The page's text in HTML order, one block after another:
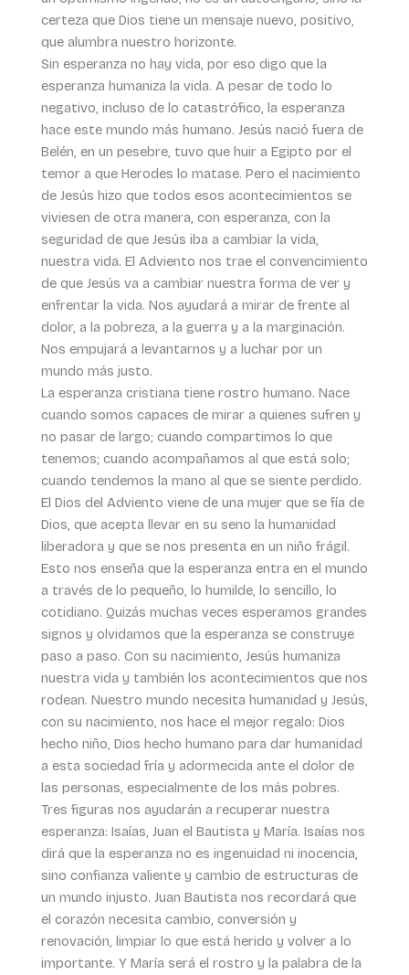
certeza que Dios tiene un mensaje nuevo, positivo,
que alumbra nuestro horizonte.
Sin esperanza no hay vida, por eso digo que la
esperanza humaniza la vida. A pesar de todo lo
negativo, incluso de lo catastrófico, la esperanza
hace este mundo más humano. Jesús nació fuera de
Belén, en un pesebre, tuvo que huir a Egipto por el
temor a que Herodes lo matase. Pero el nacimiento
de Jesús hizo que todos esos acontecimientos se
viviesen de otra manera, con esperanza, con la
seguridad de que Jesús iba a cambiar la vida,
nuestra vida. El Adviento nos trae el convencimiento
de que Jesús va a cambiar nuestra forma de ver y
enfrentar la vida. Nos ayudará a mirar de frente al
dolor, a la pobreza, a la guerra y a la marginación.
Nos empujará a levantarnos y a luchar por un
mundo más justo.
La esperanza cristiana tiene rostro humano. Nace
cuando somos capaces de mirar a quienes sufren y
no pasar de largo; cuando compartimos lo que
tenemos; cuando acompañamos al que está solo;
cuando tendemos la mano al que se siente perdido.
El Dios del Adviento viene de una mujer que se fía de
Dios, que acepta llevar en su seno la humanidad
liberadora y que se nos presenta en un niño frágil.
Esto nos enseña que la esperanza entra en el mundo
a través de lo pequeño, lo humilde, lo sencillo, lo
cotidiano. Quizás muchas veces esperamos grandes
signos y olvidamos que la esperanza se construye
paso a paso. Con su nacimiento, Jesús humaniza
nuestra vida y también los acontecimientos que nos
rodean. Nuestro mundo necesita humanidad y Jesús,
con su nacimiento, nos hace el mejor regalo: Dios
hecho niño, Dios hecho humano para dar humanidad
a esta sociedad fría y adormecida ante el dolor de
las personas, especialmente de los más pobres.
Tres figuras nos ayudarán a recuperar nuestra
esperanza: Isaías, Juan el Bautista y María. Isaías nos
dirá que la esperanza no es ingenuidad ni inocencia,
sino confianza valiente y cambio de estructuras de
un mundo injusto. Juan Bautista nos recordará que
el corazón necesita cambio, conversión y
renovación, limpiar lo que está herido y volver a lo
importante. Y María será el rostro y la palabra de la